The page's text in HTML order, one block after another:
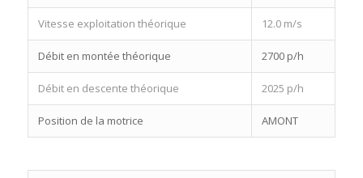
Vitesse exploitation théorique 12.0 m/s
Débit en montée théorique 2700 p/h
Débit en descente théorique 2025 p/h
Position de la motrice AMONT